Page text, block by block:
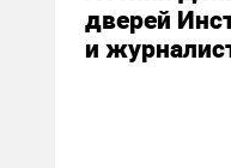
дверей
и